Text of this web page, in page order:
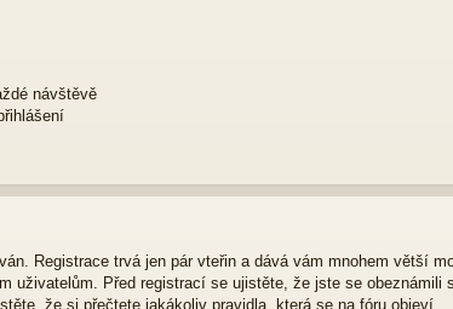
návštěvě
Registrace trvá jen pár vteřin a dává vám mnohem větší
uživatelům. Před registrací se ujistěte, že jste se
že si přečtete jakákoliv pravidla, která se na fóru objeví.